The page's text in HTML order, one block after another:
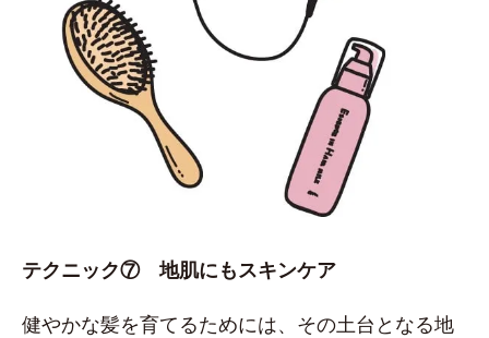
テクニック⑦ 地肌にもスキンケア
健やかな髪を育てるためには、その土台となる地